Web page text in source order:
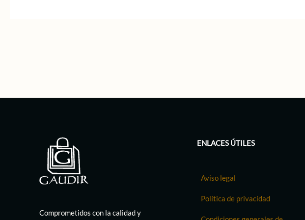
Comprometidos con la calidad y
ENLACES ÚTILES
Aviso legal
Política de privacidad